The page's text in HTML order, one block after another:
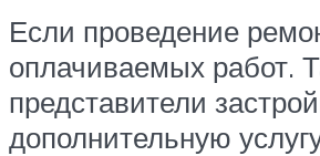
Если проведение
оплачиваемых работ.
представители
дополнительную